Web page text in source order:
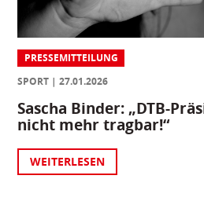
PRESSEMITTEILUNG
SPORT
27.01.2026
Sascha Binder: „DTB-
nicht mehr tragbar!“
WEITERLESEN